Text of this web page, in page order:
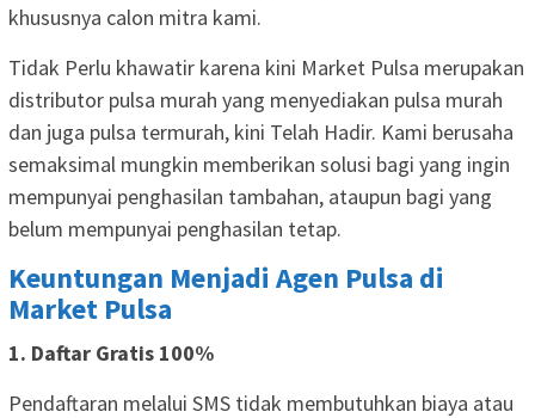
khususnya calon mitra kami.
Tidak Perlu khawatir karena kini Market Pulsa merupakan
distributor pulsa murah yang menyediakan pulsa murah
dan juga pulsa termurah, kini Telah Hadir. Kami berusaha
semaksimal mungkin memberikan solusi bagi yang ingin
mempunyai penghasilan tambahan, ataupun bagi yang
belum mempunyai penghasilan tetap.
Keuntungan Menjadi Agen Pulsa di
Market Pulsa
1. Daftar Gratis 100%
Pendaftaran melalui SMS tidak membutuhkan biaya atau